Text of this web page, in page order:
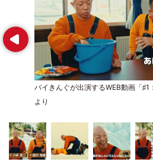
Prev
バイきんぐが出演するWEB動画「♯1
より